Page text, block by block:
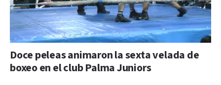
Doce peleas animaron la sexta velada de
boxeo en el club Palma Juniors